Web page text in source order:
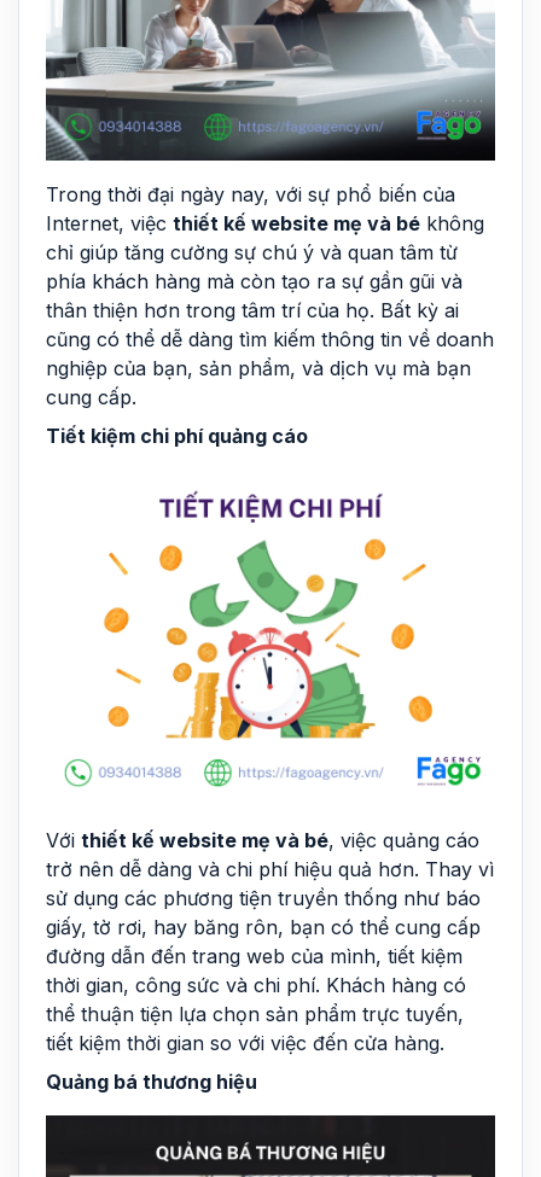
Trong thời đại ngày nay, với sự phổ biến của
Internet, việc thiết kế website mẹ và bé không
chỉ giúp tăng cường sự chú ý và quan tâm từ
phía khách hàng mà còn tạo ra sự gần gũi và
thân thiện hơn trong tâm trí của họ. Bất kỳ ai
cũng có thể dễ dàng tìm kiếm thông tin về doanh
nghiệp của bạn, sản phẩm, và dịch vụ mà bạn
cung cấp.
Tiết kiệm chi phí quảng cáo
Với thiết kế website mẹ và bé, việc quảng cáo
trở nên dễ dàng và chi phí hiệu quả hơn. Thay vì
sử dụng các phương tiện truyền thống như báo
giấy, tờ rơi, hay băng rôn, bạn có thể cung cấp
đường dẫn đến trang web của mình, tiết kiệm
thời gian, công sức và chi phí. Khách hàng có
thể thuận tiện lựa chọn sản phẩm trực tuyến,
tiết kiệm thời gian so với việc đến cửa hàng.
Quảng bá thương hiệu